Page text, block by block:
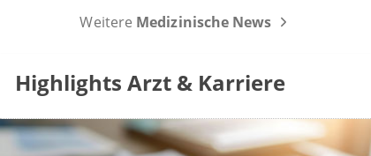
und die GOÄ-Reform.
Weitere Medizinische News
Highlights Arzt & Karriere